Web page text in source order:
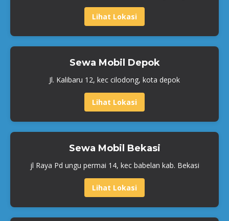
Lihat Lokasi
Sewa Mobil Depok
Jl. Kalibaru 12, kec cilodong, kota depok
Lihat Lokasi
Sewa Mobil Bekasi
jl Raya Pd ungu permai 14, kec babelan kab. Bekasi
Lihat Lokasi